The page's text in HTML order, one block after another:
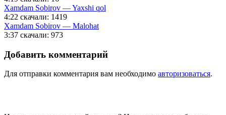
Xamdam Sobirov — Yaxshi qol
4:22 скачали: 1419
Xamdam Sobirov — Malohat
3:37 скачали: 973
Добавить комментарий
Для отправки комментария вам необходимо авторизоваться.